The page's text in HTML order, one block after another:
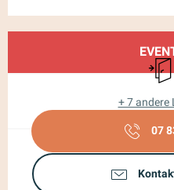
+ 7 andere
07